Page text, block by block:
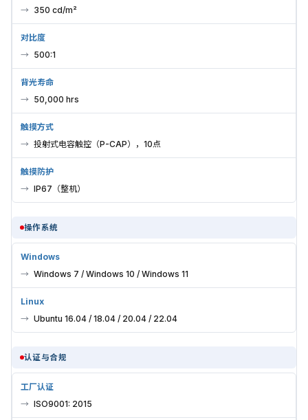
350 cd/m²
对比度
500:1
背光寿命
50,000 hrs
触摸方式
投射式电容触控（P-CAP），10点
触摸防护
IP67（整机）
操作系统
Windows
Windows 7 / Windows 10 / Windows 11
Linux
Ubuntu 16.04 / 18.04 / 20.04 / 22.04
认证与合规
工厂认证
ISO9001: 2015